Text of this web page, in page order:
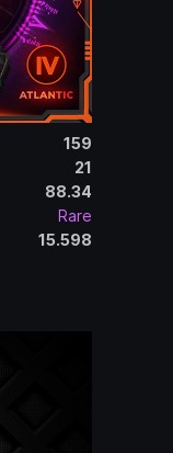
159
21
88.34
Rare
15.598